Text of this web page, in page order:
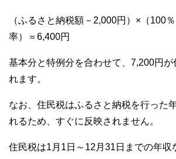
（ふるさと納税額－2,000円）×（100
率）＝6,400円
基本分と特例分を合わせて、7,200円が
れます。
なお、住民税はふるさと納税を行った
れるため、すぐに反映されません。
住民税は1月1日～12月31日までの年収